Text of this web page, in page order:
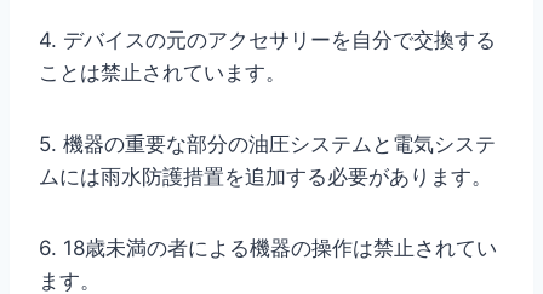
4. デバイスの元のアクセサリーを自分で交換する
ことは禁止されています。
5. 機器の重要な部分の油圧システムと電気システ
ムには雨水防護措置を追加する必要があります。
6. 18歳未満の者による機器の操作は禁止されてい
ます。